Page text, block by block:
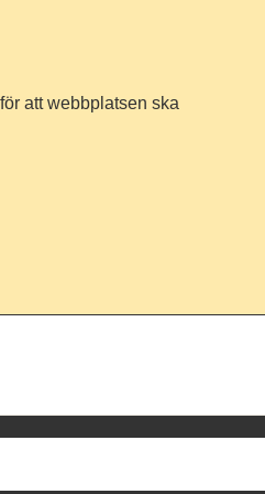
att webbplatsen ska